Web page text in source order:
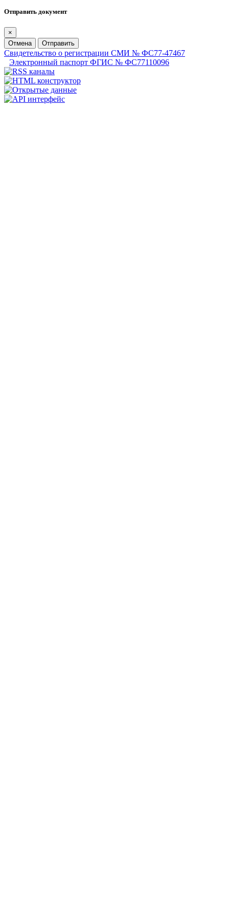
Отправить документ
×
Отмена
Отправить
Свидетельство о регистрации СМИ № ФС77-47467
Электронный паспорт ФГИС № ФС77110096